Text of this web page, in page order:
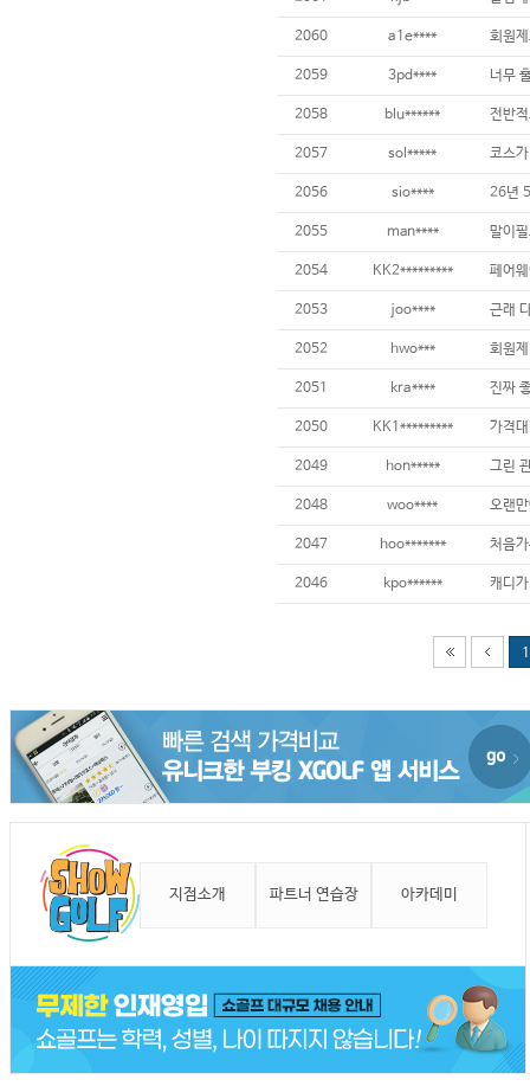
2060 a1e****
2059 3pd****
2058 blu******
2057 sol*****
2056 sio****
2055 man**** 말이
2054 KK2*********
2053 joo****
2052 hwo*** 회원
2051 kra****
2050 KK1********* 가격
2049 hon*****
2048 woo**** 오랜
2047 hoo*******
2046 kpo******
1
지점소개 파트너 연습장 아카데미